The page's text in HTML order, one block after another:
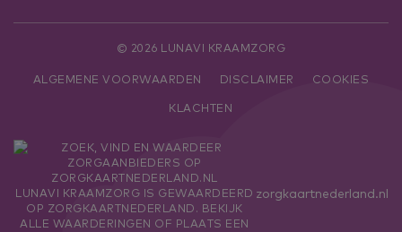
© 2026 LUNAVI KRAAMZORG
ALGEMENE VOORWAARDEN DISCLAIMER
COOKIES
KLACHTEN
LUNAVI KRAAMZORG IS GEWAARDEERD
OP ZORGKAARTNEDERLAND. BEKIJK
ALLE WAARDERINGEN OF PLAATS EEN
zorgkaartnederland.nl